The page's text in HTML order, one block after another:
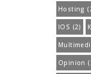
Hosting
IOS (2)
Opinion